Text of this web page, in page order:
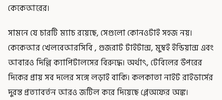
কেকেআরের।
সামনে যে চারটি ম্যাচ রয়েছে, সেগুলো কোনওটাই সহজ নয়।
কেকেআর খেলবেআরসিবি , গুজরাট টাইটান্স, মুম্বই ইন্ডিয়ান্স এবং
আবারও দিল্লি ক্যাপিটালসের বিরুদ্ধে। অর্থাৎ, টেবিলের উপরের
দিকের প্রায় সব দলের সঙ্গে লড়াই বাকি। কলকাতা নাইট রাইডার্সের
দুরন্ত প্রত্যাবর্তন আরও জটিল করে দিয়েছে প্লেঅফের অঙ্ক।